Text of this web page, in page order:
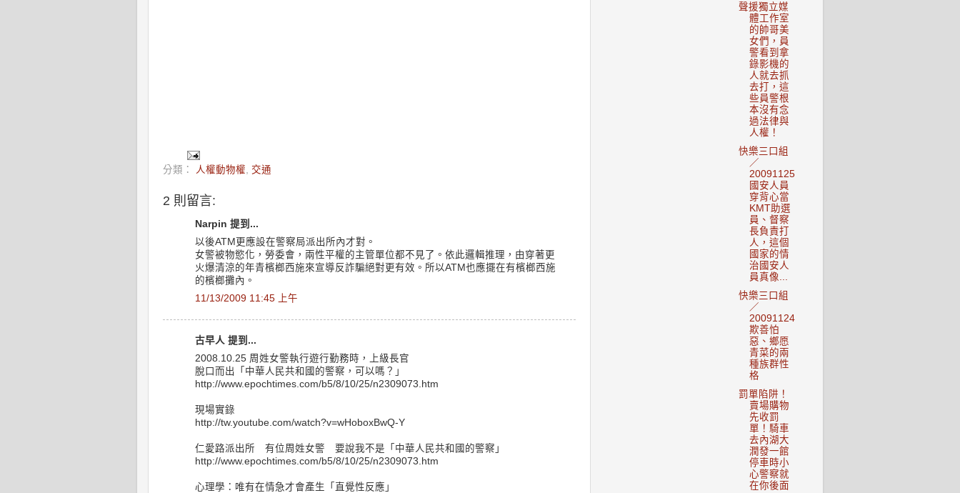
分類： 人權動物權 交通
2 則留言:
Narpin 提到...
以後ATM更應設在警察局派出所內才對。
女警被物慾化，勞委會，兩性平權的主管單位都不見了。依此邏輯推理，由穿著更
火爆清涼的年青檳榔西施來宣導反詐騙絕對更有效。所以ATM也應擺在有檳榔西施
的檳榔攤內。
11/13/2009 11:45 上午
古早人 提到...
2008.10.25 周姓女警執行遊行勤務時，上級長官
脫口而出「中華人民共和國的警察，可以嗎？」
http://www.epochtimes.com/b5/8/10/25/n2309073.htm
現場實錄
http://tw.youtube.com/watch?v=wHoboxBwQ-Y
仁愛路派出所 有位周姓女警 要說我不是「中華人民共和國的警察」
http://www.epochtimes.com/b5/8/10/25/n2309073.htm
心理學：唯有在情急才會產生「直覺性反應」
聲援獨立媒
體工作室
的帥哥美
女們，員
警看到拿
錄影機的
人就去抓
去打，這
些員警根
本沒有念
過法律與
人權！
快樂三口組
／
20091125
國安人員
穿背心當
KMT助選
員、督察
長負責打
人，這個
國家的情
治國安人
員真像...
快樂三口組
／
20091124
欺善怕
惡、鄉愿
青菜的兩
種族群性
格
罰單陷阱！
賣場購物
先收罰
單！騎車
去內湖大
潤發一館
停車時小
心警察就
在你後面